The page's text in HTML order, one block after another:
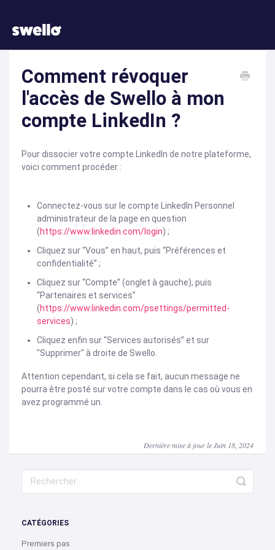
Comment révoquer
l'accès de Swello à mon
compte LinkedIn ?
Pour dissocier votre compte LinkedIn de notre plateforme,
voici comment procéder :
Connectez-vous sur le compte LinkedIn Personnel
administrateur de la page en question
(https://www.linkedin.com/login) ;
Cliquez sur “Vous” en haut, puis “Préférences et
confidentialité” ;
Cliquez sur “Compte” (onglet à gauche), puis
“Partenaires et services”
(https://www.linkedin.com/psettings/permitted-
services) ;
Cliquez enfin sur “Services autorisés” et sur
"Supprimer" à droite de Swello.
Attention cependant, si cela se fait, aucun message ne
pourra être posté sur votre compte dans le cas où vous en
avez programmé un.
Dernière mise à jour le Juin 18, 2024
CATÉGORIES
Premiers pas